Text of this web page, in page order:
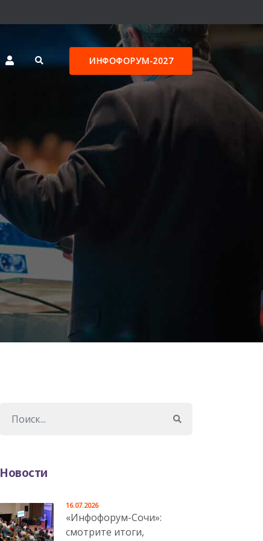
ИНФОФОРУМ-2027
Новости
«Инфофорум-Сочи»:
смотрите итоги,
16.07.2026